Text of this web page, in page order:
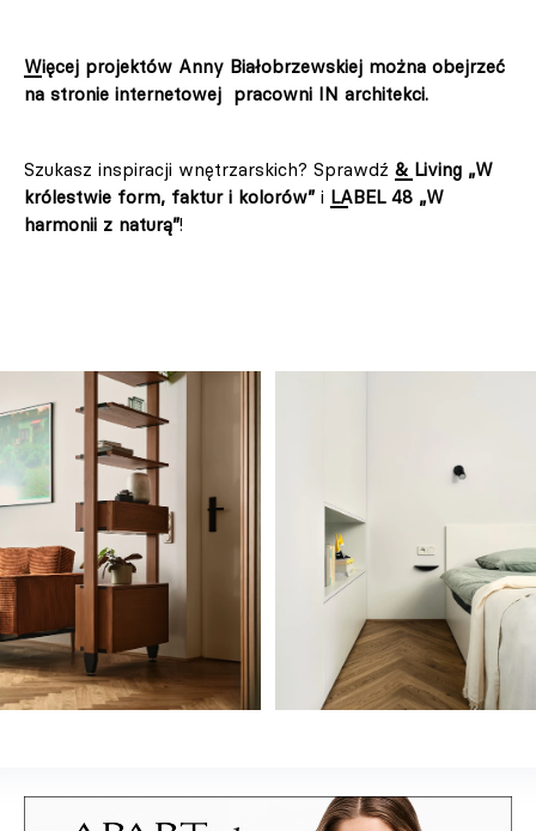
Więcej projektów Anny Białobrzewskiej można obejrzeć
na stronie internetowej pracowni IN architekci.
Szukasz inspiracji wnętrzarskich? Sprawdź & Living „W
królestwie form, faktur i kolorów” i LABEL 48 „W
harmonii z naturą”!